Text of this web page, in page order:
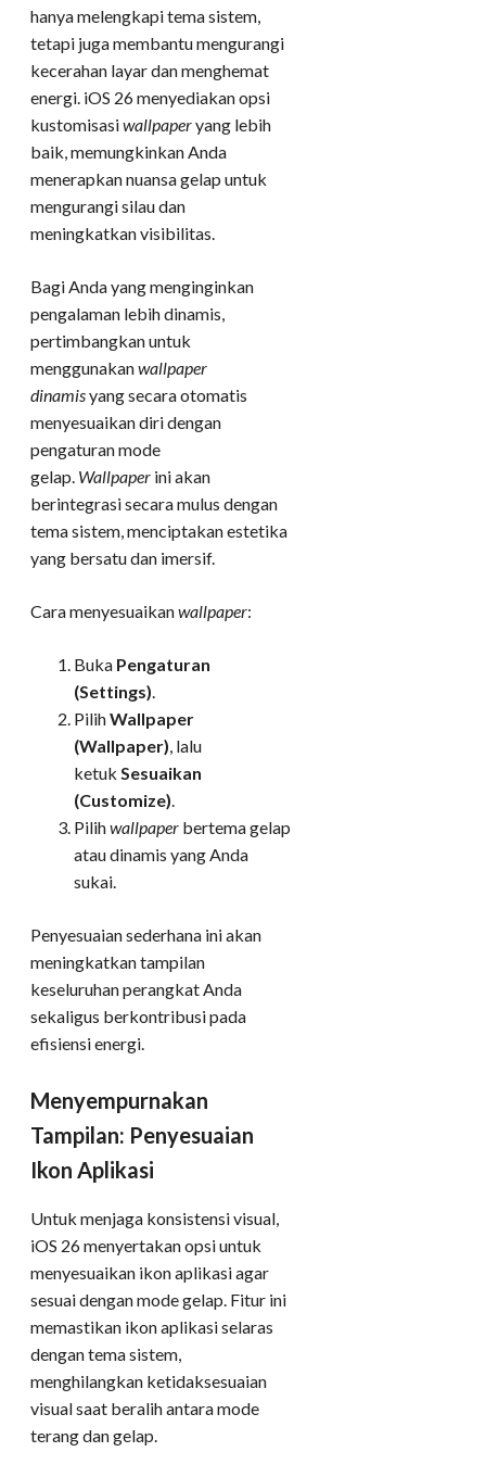
hanya melengkapi tema sistem,
tetapi juga membantu mengurangi
kecerahan layar dan menghemat
energi. iOS 26 menyediakan opsi
kustomisasiwallpaperyang lebih
baik, memungkinkan Anda
menerapkan nuansa gelap untuk
mengurangi silau dan
meningkatkan visibilitas.
Bagi Anda yang menginginkan
pengalaman lebih dinamis,
pertimbangkan untuk
menggunakanwallpaper
dinamisyang secara otomatis
menyesuaikan diri dengan
pengaturan mode
gelap. Wallpaper ini akan
berintegrasi secara mulus dengan
tema sistem, menciptakan estetika
yang bersatu dan imersif.
Cara menyesuaikanwallpaper:
Buka Pengaturan
(Settings)
PilihWallpaper
(Wallpaper) , lalu
ketuk Sesuaikan
(Customize)
Pilihwallpaper bertema gelap
atau dinamis yang Anda
sukai.
Penyesuaian sederhana ini akan
meningkatkan tampilan
keseluruhan perangkat Anda
sekaligus berkontribusi pada
efisiensi energi.
Menyempurnakan
Tampilan: Penyesuaian
Ikon Aplikasi
Untuk menjaga konsistensi visual,
iOS 26 menyertakan opsi untuk
menyesuaikan ikon aplikasi agar
sesuai dengan mode gelap. Fitur ini
memastikan ikon aplikasi selaras
dengan tema sistem,
menghilangkan ketidaksesuaian
visual saat beralih antara mode
terang dan gelap.